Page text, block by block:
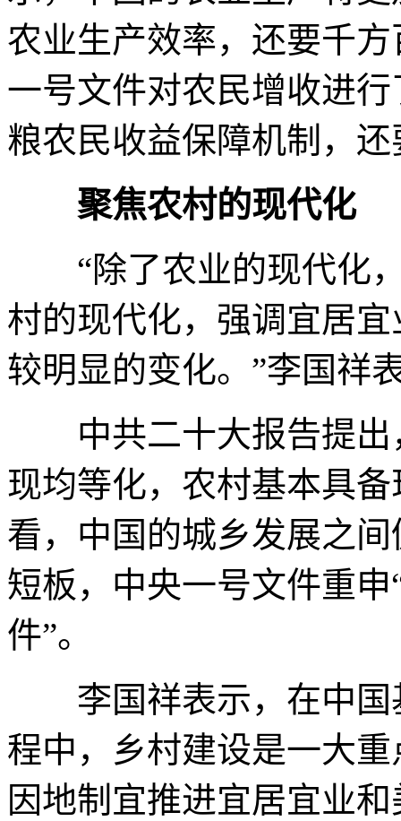
农业生产效率，还要千
一号文件对农民增收进
粮农民收益保障机制，
聚焦农村的现代化
“除了农业的现代化，
村的现代化，强调宜居
较明显的变化。”李国祥
中共二十大报告提出
现均等化，农村基本具
看，中国的城乡发展之
短板，中央一号文件重
件”。
李国祥表示，在中国
程中，乡村建设是一大
因地制宜推进宜居宜业